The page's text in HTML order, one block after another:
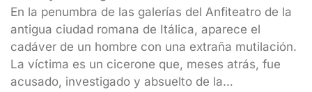
En la penumbra de las galerías del Anfiteatro de la
antigua ciudad romana de Itálica, aparece el
cadáver de un hombre con una extraña mutilación.
La víctima es un cicerone que, meses atrás, fue
acusado, investigado y absuelto de la…